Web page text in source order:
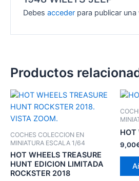
Debesacceder para publicar
Productos
COCHES COLECCION EN
MINIATURA ESCALA 1/64
HOT WHEELS TREASURE
HUNT EDICION LIMITADA
ROCKSTER 2018
HOT
9,00